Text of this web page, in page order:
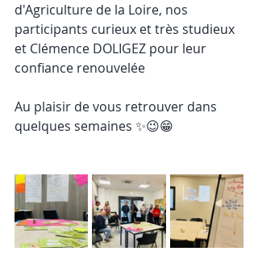
d'Agriculture de la Loire, nos
participants curieux et très studieux
et Clémence DOLIGEZ pour leur
confiance renouvelée
Au plaisir de vous retrouver dans
quelques semaines ✨😉😁